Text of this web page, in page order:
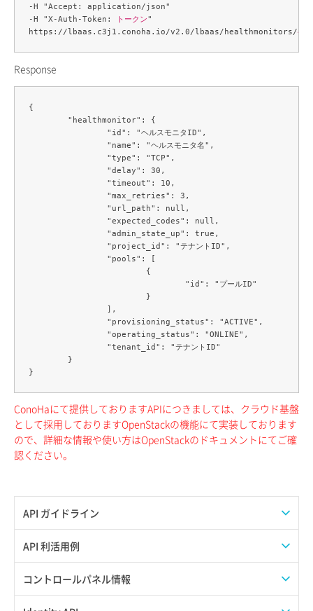
API ガイドライン
APIのご利用について
API 利活用例
APIでAPIサブユーザーを作成する
APIでVPSにISOイメージを挿入する
コントロールパネル情報
-H "Accept: application/json"
-H "X-Auth-Token:
トークン"
https://lbaas.c3j1.conoha.io/v2.0/lbaas/healthmonitors/ヘ
Response
{
ConoHaにて提供しておりますAPIにつきましては、クラウド基盤
として採用しておりますOpenStackの機能にて実装しております
ので、詳細な情報や使い方はOpenStackのドキュメントにてご確
認ください。